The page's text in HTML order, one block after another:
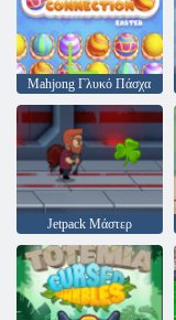
Mahjong Γλυκό Πάσχα
Jetpack Μάστερ